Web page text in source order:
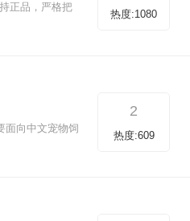
正品，严格把
热度:1080
面向中文宠物饲
2
热度:609